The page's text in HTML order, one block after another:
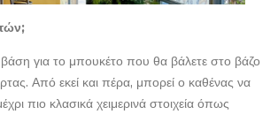
για το μπουκέτο που θα βάλετε στο βάζο
Από εκεί και πέρα, μπορεί ο καθένας να
πιο κλασικά χειμερινά στοιχεία όπως